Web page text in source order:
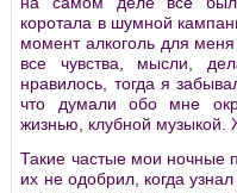
коротала в шумной
момент алкоголь для
все чувства, мысли,
нравилось, тогда я
что думали обо мне
жизнью, клубной музыкой.
Такие частые мои ночные
их не одобрил, когда